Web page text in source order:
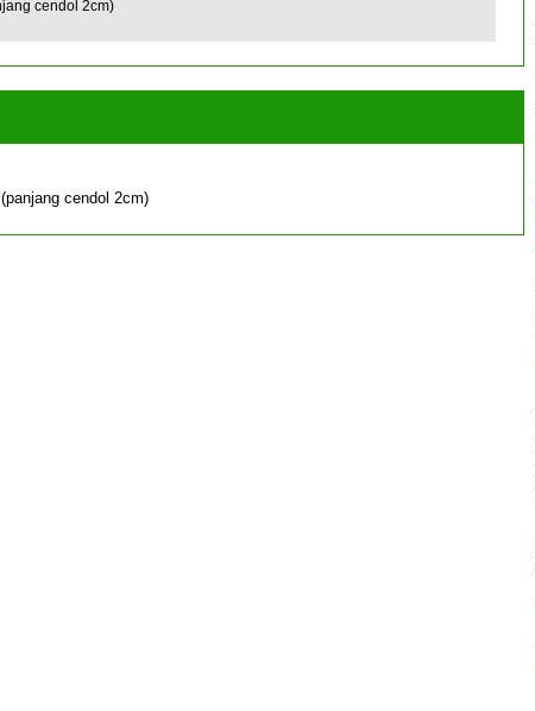
cendol 2cm)
cendol 2cm)